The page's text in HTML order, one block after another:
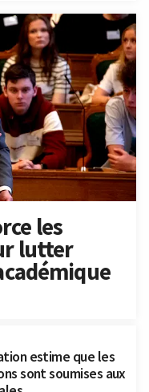
les
lutter
estime que les
sont soumises aux